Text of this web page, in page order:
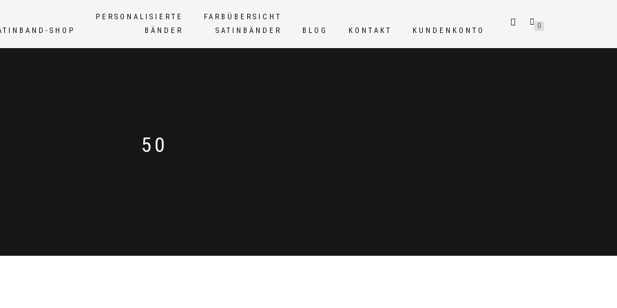
SHOP
PERSONALISIERTE
BÄNDER
FARBÜBERSICHT
SATINBÄNDER
BLOG KONTAKT KUNDENKONTO
0
50